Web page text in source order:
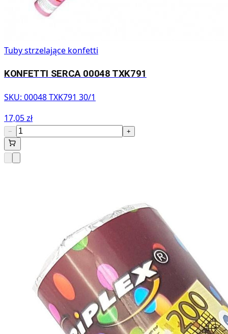
Tuby strzelające konfetti
KONFETTI SERCA 00048 TXK791
SKU: 00048 TXK791 30/1
17,05 zł
− +